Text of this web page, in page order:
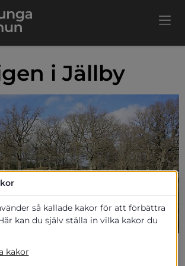
i Jällby
gravfält längst med fornstigen
så kallade kakor för att förbättra
kan du själv ställa in vilka kakor du
kakor